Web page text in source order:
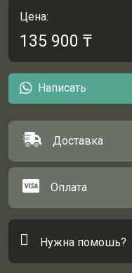
Цена:
135 900 ₸
Написать
Доставка
Оплата
Нужна помошь?